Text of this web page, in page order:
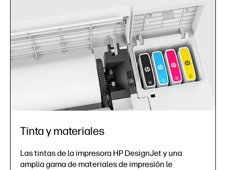
Tinta y materiales
Las tintas de la impresora HP DesignJet y una
amplia gama de materiales de impresión le